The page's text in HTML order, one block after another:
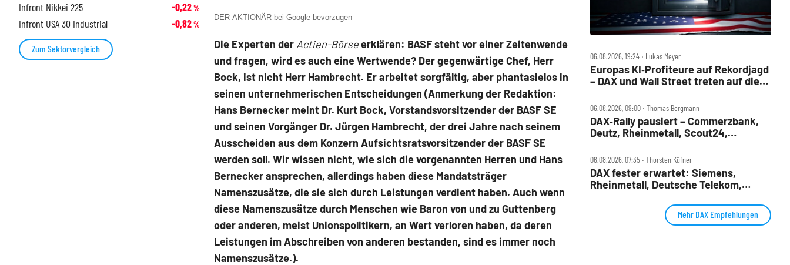
DER AKTIONÄR bei Google bevorzugen
Die Experten der Actien-Börseerklären: BASF steht vor einer Zeitenwende
und fragen, wird es auch eine Wertwende? Der gegenwärtige Chef, Herr
Bock, ist nicht Herr Hambrecht. Er arbeitet sorgfältig, aber phantasielos in
seinen unternehmerischen Entscheidungen (Anmerkung der Redaktion:
Hans Bernecker meint Dr. Kurt Bock, Vorstandsvorsitzender der BASF SE
und seinen Vorgänger Dr. Jürgen Hambrecht, der drei Jahre nach seinem
Ausscheiden aus dem Konzern Aufsichtsratsvorsitzender der BASF SE
werden soll. Wir wissen nicht, wie sich die vorgenannten Herren und Hans
Bernecker ansprechen, allerdings haben diese Mandatsträger
Namenszusätze, die sie sich durch Leistungen verdient haben. Auch wenn
diese Namenszusätze durch Menschen wie Baron von und zu Guttenberg
oder anderen, meist Unionspolitikern, an Wert verloren haben, da deren
Leistungen im Abschreiben von anderen bestanden, sind es immer noch
Namenszusätze.).
Infront Nikkei 225 -0,22%
Infront USA 30 Industrial -0,82%
Zum Sektorvergleich
06.08.2026, 19:24 ‧ Lukas Meyer
Europas KI‑Profiteure auf Rekordjagd
– DAX und Wall Street treten auf die
06.08.2026, 09:00 ‧ Thomas Bergmann
DAX‑Rally pausiert – Commerzbank,
Deutz, Rheinmetall, Scout24,
Check
06.08.2026, 07:35 ‧ Thorsten Küfner
DAX fester erwartet: Siemens,
Rheinmetall, Deutsche Telekom,
Mehr DAX Empfehlungen